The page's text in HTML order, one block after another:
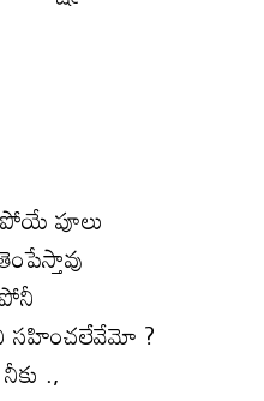
పూలు
సహించలేవేమో ?
.,